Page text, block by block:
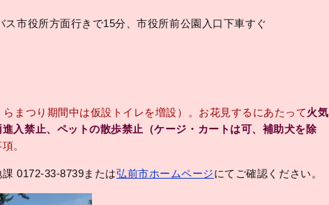
ス市役所方面行きで15分、市役所前公園入口下車すぐ
まつり期間中は仮設トイレを増設）。お花見するにあたって火気
入禁止、ペットの散歩禁止（ケージ・カートは可、補助犬を除
。
0172-33-8739または弘前市ホームページにてご確認ください。